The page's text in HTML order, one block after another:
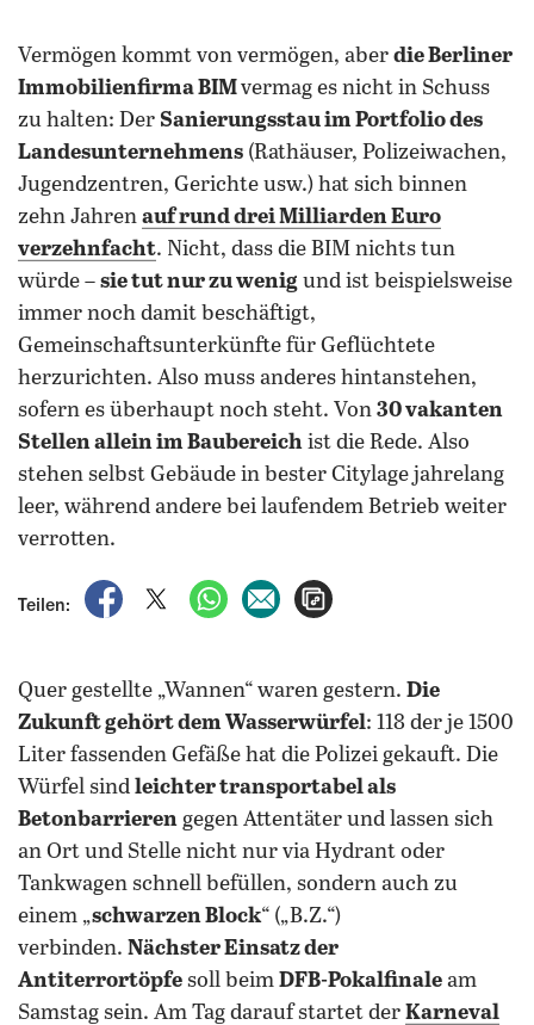
Vermögen kommt von vermögen, aber die Berliner
Immobilienfirma BIMvermag es nicht in Schuss
zu halten: Der Sanierungsstau im Portfolio des
Landesunternehmens (Rathäuser, Polizeiwachen,
Jugendzentren, Gerichte usw.) hat sich binnen
zehn Jahren auf rund drei Milliarden Euro
verzehnfacht. Nicht, dass die BIM nichts tun
würde – sie tut nur zu wenig und ist beispielsweise
immer noch damit beschäftigt,
Gemeinschaftsunterkünfte für Geflüchtete
herzurichten. Also muss anderes hintanstehen,
sofern es überhaupt noch steht. Von 30 vakanten
Stellen allein im Baubereich ist die Rede. Also
stehen selbst Gebäude in bester Citylage jahrelang
leer, während andere bei laufendem Betrieb weiter
verrotten.
Teilen:
auf Facebook teilen
auf X teilenper WhatsApp teilen
per E-Mail teilen
Quer gestellte „Wannen“ waren gestern. Die
Zukunft gehört dem Wasserwürfel: 118 der je 1500
Liter fassenden Gefäße hat die Polizei gekauft. Die
Würfel sind leichter transportabel als
Betonbarrieren gegen Attentäter und lassen sich
an Ort und Stelle nicht nur via Hydrant oder
Tankwagen schnell befüllen, sondern auch zu
einem „schwarzen Block“ („B.Z.“)
verbinden. Nächster Einsatz der
Antiterrortöpfe soll beim DFB-Pokalfinale am
Samstag sein. Am Tag darauf startet der Karneval